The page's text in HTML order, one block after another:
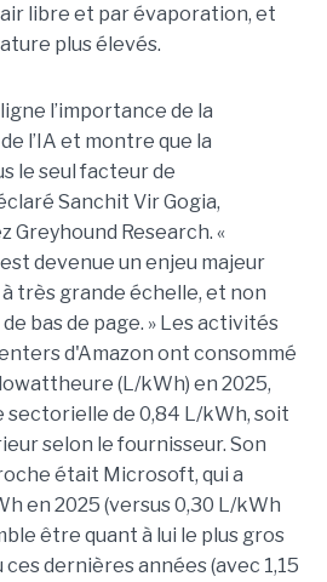
libre et par évaporation, et
plus élevés.
l’importance de la
l’IA et montre que la
le seul facteur de
Sanchit Vir Gogia,
Greyhound Research. «
devenue un enjeu majeur
très grande échelle, et non
bas de page. » Les activités
d'Amazon ont consommé
(L/kWh) en 2025,
de 0,84 L/kWh, soit
selon le fournisseur. Son
était Microsoft, qui a
en 2025 (versus 0,30 L/kWh
être quant à lui le plus gros
ces dernières années (avec 1,15